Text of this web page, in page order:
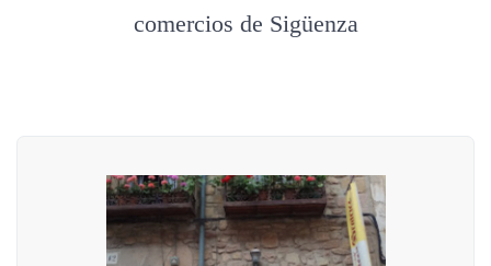
comercios de Sigüenza